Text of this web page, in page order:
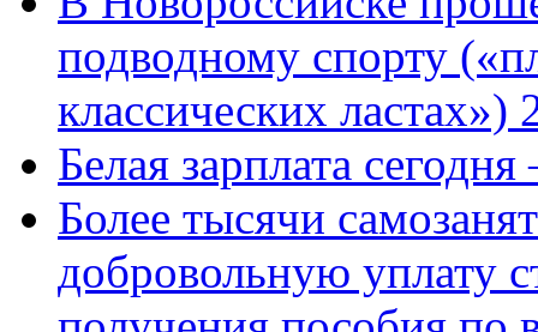
подводному спорту
классических ластах»)
Белая зарплата
Более тысячи
добровольную уплату